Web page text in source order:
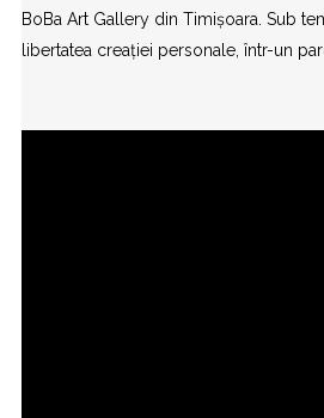
BoBa Art Gallery din Timișoara. Sub
libertatea creației personale, într-un